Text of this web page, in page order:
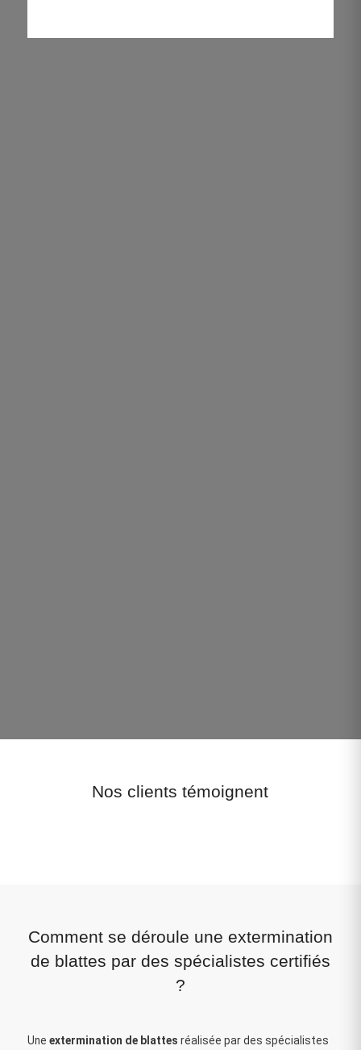
Nos clients témoignent
Comment se déroule une extermination
de blattes par des spécialistes certifiés
?
Une extermination de blattes réalisée par des spécialistes